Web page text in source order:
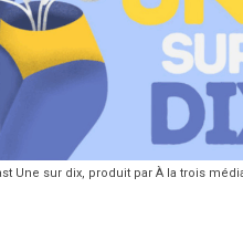
Une sur dix, produit par À la trois